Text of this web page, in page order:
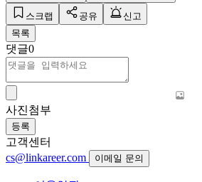
스크랩 공유
신고
목록
댓글0
사진첨부
등록
고객센터
cs@linkareer.com
이메일 문의